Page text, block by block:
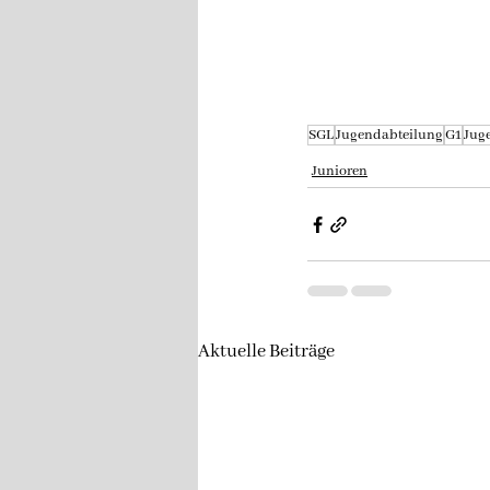
SGLJugendabteilungG1
Junioren
Aktuelle Beiträge